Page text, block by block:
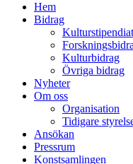
Hem
Bidrag
Kulturbidrag
Övriga bidrag
Nyheter
Om oss
Organisation
Tidigare
Ansökan
Pressrum
Konstsamlingen